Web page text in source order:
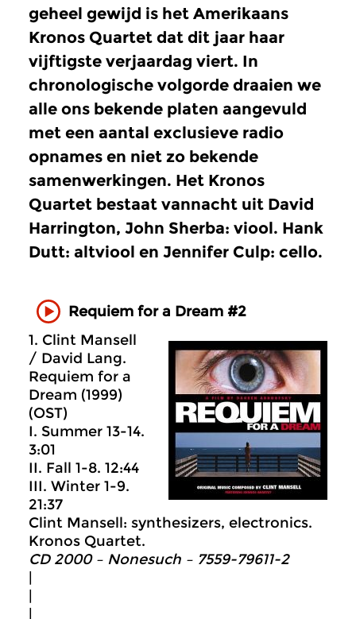
geheel gewijd is het Amerikaans
Kronos Quartet dat dit jaar haar
vijftigste verjaardag viert. In
chronologische volgorde draaien we
alle ons bekende platen aangevuld
met een aantal exclusieve radio
opnames en niet zo bekende
samenwerkingen. Het Kronos
Quartet bestaat vannacht uit David
Harrington, John Sherba: viool. Hank
Dutt: altviool en Jennifer Culp: cello.
Requiem for a Dream #2
1. Clint Mansell
/ David Lang.
Requiem for a
Dream (1999)
(OST)
I. Summer 13-14.
3:01
II. Fall 1-8. 12:44
III. Winter 1-9.
21:37
Clint Mansell: synthesizers, electronics.
Kronos Quartet.
CD 2000 – Nonesuch ‎– 7559-79611-2